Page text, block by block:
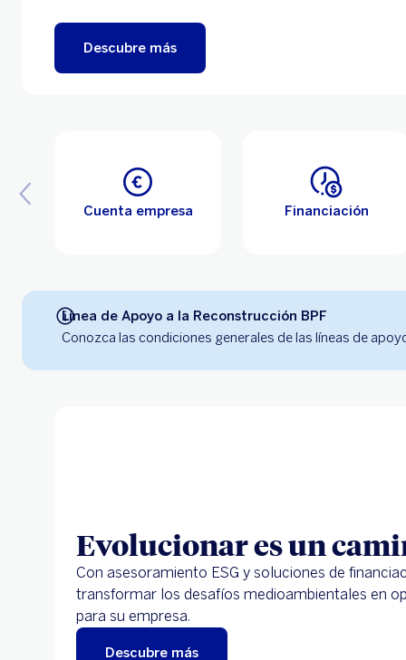
Descubre más
Cuenta empresa Financiación
Línea de Apoyo a la Reconstrucción BPF
Conozca las condiciones generales de las líneas de
Evolucionar es un
Con asesoramiento ESG y soluciones de
transformar los desafíos medioambientales en
para su empresa.
Descubre más